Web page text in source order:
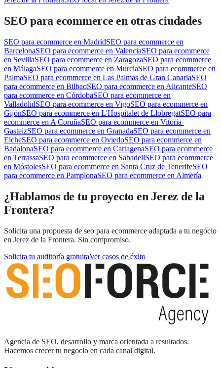
SEO para ecommerce en otras ciudades
SEO para ecommerce en MadridSEO para ecommerce en
BarcelonaSEO para ecommerce en ValenciaSEO para ecommerce
en SevillaSEO para ecommerce en ZaragozaSEO para ecommerce
en MálagaSEO para ecommerce en MurciaSEO para ecommerce en
PalmaSEO para ecommerce en Las Palmas de Gran CanariaSEO
para ecommerce en BilbaoSEO para ecommerce en AlicanteSEO
para ecommerce en CórdobaSEO para ecommerce en
ValladolidSEO para ecommerce en VigoSEO para ecommerce en
GijónSEO para ecommerce en L'Hospitalet de LlobregatSEO para
ecommerce en A CoruñaSEO para ecommerce en Vitoria-
GasteizSEO para ecommerce en GranadaSEO para ecommerce en
ElcheSEO para ecommerce en OviedoSEO para ecommerce en
BadalonaSEO para ecommerce en CartagenaSEO para ecommerce
en TerrassaSEO para ecommerce en SabadellSEO para ecommerce
en MóstolesSEO para ecommerce en Santa Cruz de TenerifeSEO
para ecommerce en PamplonaSEO para ecommerce en Almería
¿Hablamos de tu proyecto en Jerez de la
Frontera?
Solicita una propuesta de seo para ecommerce adaptada a tu negocio
en Jerez de la Frontera. Sin compromiso.
Solicita tu auditoría gratuitaVer casos de éxito
Agencia de SEO, desarrollo y marca orientada a resultados.
Hacemos crecer tu negocio en cada canal digital.